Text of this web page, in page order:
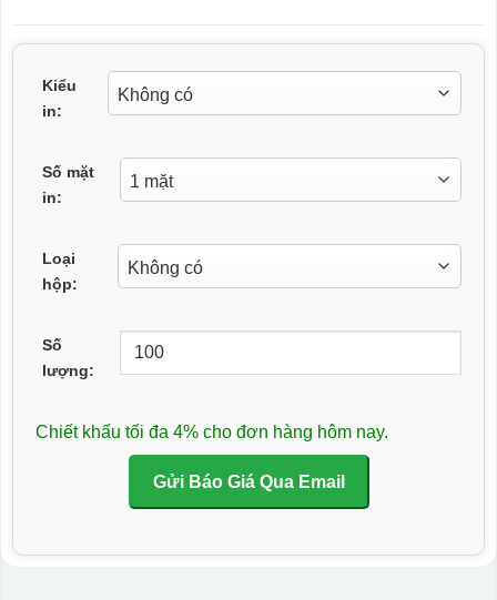
Kiểu
in:
Số mặt
in:
Loại
hộp:
Số
lượng:
Chiết khấu tối đa 4% cho đơn hàng hôm nay.
Gửi Báo Giá Qua Email